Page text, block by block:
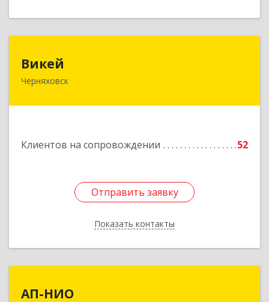
Викей
Черняховск
Клиентов на сопровождении 52
Отправить заявку
Показать контакты
238150, Калининградская обл, Черняховский р-
Отправить заявку
Назад
АП-НИО